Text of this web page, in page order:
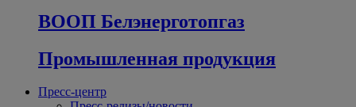
ВООП Белэнерготопгаз
Промышленная продукция
Пресс-центр